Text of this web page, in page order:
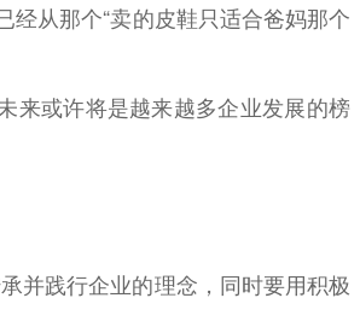
从那个“卖的皮鞋只适合爸妈那个
来或许将是越来越多企业发展的榜
并践行企业的理念，同时要用积极